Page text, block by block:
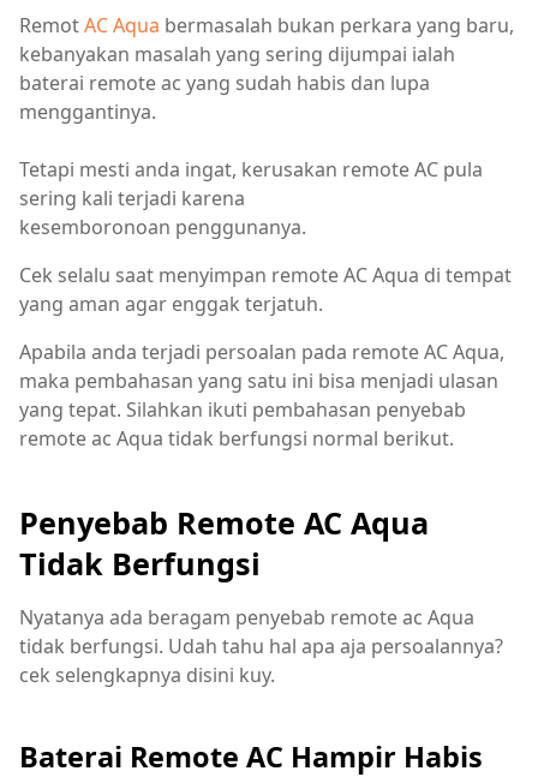
RemotAC Aqua bermasalah bukan perkara yang baru,
kebanyakan masalah yang sering dijumpai ialah
baterai remote ac yang sudah habis dan lupa
menggantinya.
Tetapi mesti anda ingat, kerusakan remote AC pula
sering kali terjadi karena
kesemboronoan penggunanya.
Cek selalu saat menyimpan remote AC Aqua di tempat
yang aman agar enggak terjatuh.
Apabila anda terjadi persoalan pada remote AC Aqua,
maka pembahasan yang satu ini bisa menjadi ulasan
yang tepat. Silahkan ikuti pembahasan penyebab
remote ac Aqua tidak berfungsi normal berikut.
Penyebab Remote AC Aqua
Tidak Berfungsi
Nyatanya ada beragam penyebab remote ac Aqua
tidak berfungsi. Udah tahu hal apa aja persoalannya?
cek selengkapnya disini kuy.
Baterai Remote AC Hampir Habis